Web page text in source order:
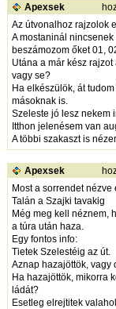
Apexsek
Az útvonalhoz rajzolok
A mostaninál
beszámozom őket 01,
Utána a már kész
vagy se?
Ha elkészülök, át
másoknak is.
Szeleste jó lesz nekem
Itthon jelenésem van
A többi szakaszt is
Apexsek
Most a sorrendet
Talán a Szajki tavakig
Még meg kell néznem,
a túra után haza.
Egy fontos info:
Tietek Szelestéig az út.
Aznap hazajöttök, vagy
Ha hazajöttök, mikorra
ládát?
Esetleg elrejtitek